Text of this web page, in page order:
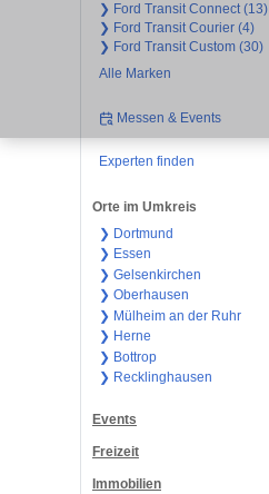
❯ Ford Transit Connect (13)
❯ Ford Transit Courier (4)
❯ Ford Transit Custom (30)
Alle Marken
Messen & Events
Experten finden
Orte im Umkreis
❯ Dortmund
❯ Essen
❯ Gelsenkirchen
❯ Oberhausen
❯ Mülheim an der Ruhr
❯ Herne
❯ Bottrop
❯ Recklinghausen
Events
Freizeit
Immobilien